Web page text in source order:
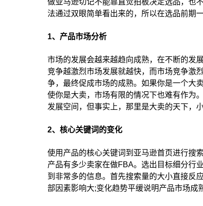
法通过双眼简单看出来的，所以在选品前期
1、产品市场分析
市场的发展会越来越趋向成熟，在不断的发
竞争越激烈市场发展就越快，而市场竞争激
争，最终促成市场的成熟。如果你是一个大
使你是大卖，市场有限的情况下也难有作为
发展空间，但事实上，那里是大卖的天下，
2、核心关键词的变化
使用产品的核心关键词到亚马逊首页进行搜
产品有多少卖家在做FBA。选出目标细分行
到非常多的信息。首先搜索量的大小直接反
部因素影响大;变化趋势平缓说明产品市场成